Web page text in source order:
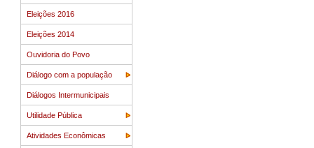
Eleições 2016
Eleições 2014
Ouvidoria do Povo
Diálogo com a população
Diálogos Intermunicipais
Utilidade Pública
Atividades Econômicas